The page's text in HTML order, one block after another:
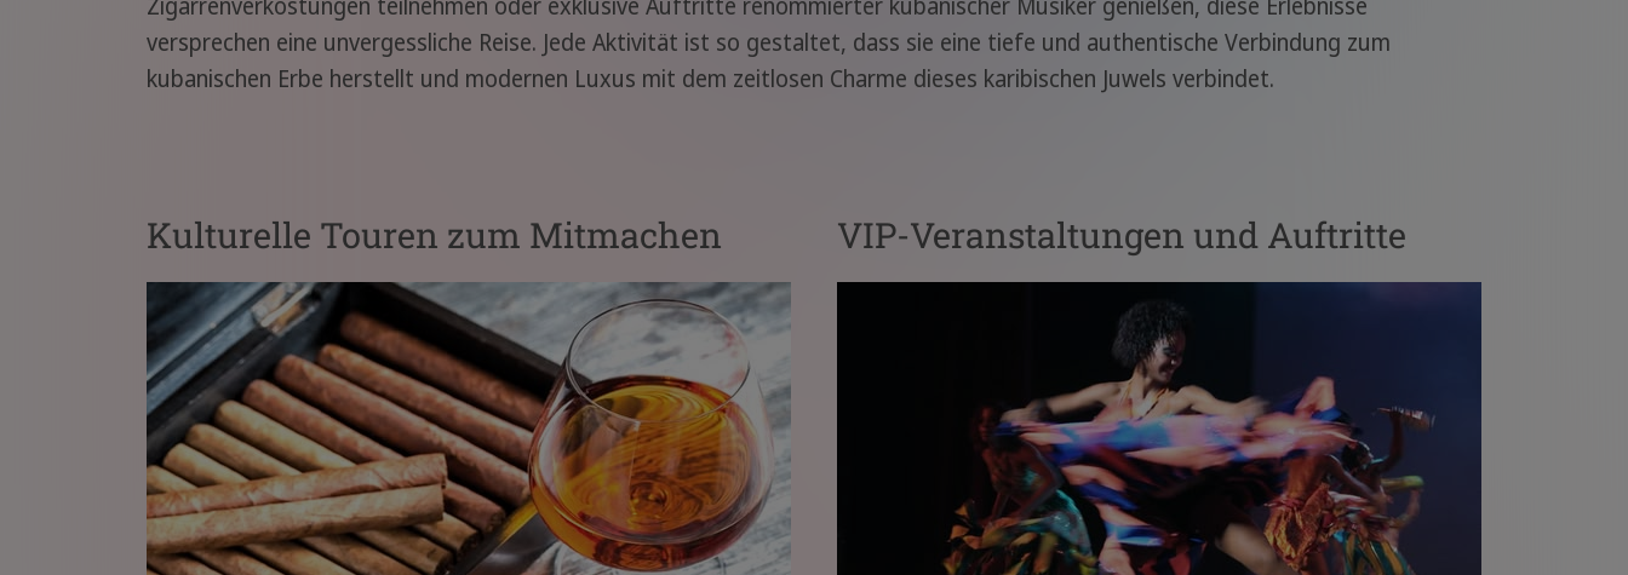
versprechen eine unvergessliche Reise. Jede Aktivität ist so gestaltet, dass sie eine tiefe und authentische Verbindung zum
kubanischen Erbe herstellt und modernen Luxus mit dem zeitlosen Charme dieses karibischen Juwels verbindet.
Kulturelle Touren zum Mitmachen VIP-Veranstaltungen und Auftritte